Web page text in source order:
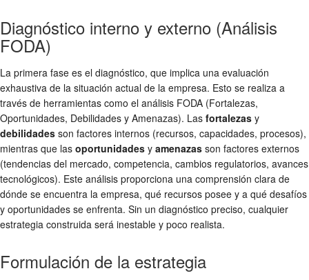
Diagnóstico interno y externo (Análisis
FODA)
La primera fase es el diagnóstico, que implica una evaluación
exhaustiva de la situación actual de la empresa. Esto se realiza a
través de herramientas como el análisis FODA (Fortalezas,
Oportunidades, Debilidades y Amenazas). Las fortalezas y
debilidades son factores internos (recursos, capacidades, procesos),
mientras que las oportunidades y amenazas son factores externos
(tendencias del mercado, competencia, cambios regulatorios, avances
tecnológicos). Este análisis proporciona una comprensión clara de
dónde se encuentra la empresa, qué recursos posee y a qué desafíos
y oportunidades se enfrenta. Sin un diagnóstico preciso, cualquier
estrategia construida será inestable y poco realista.
Formulación de la estrategia